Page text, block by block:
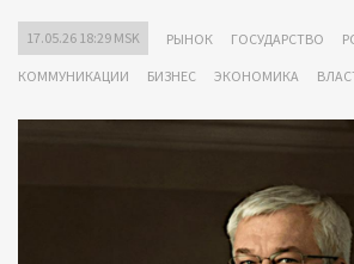
17.05.26 18:29 MSK РЫНОК ГОСУДАРСТВО
КОММУНИКАЦИИ БИЗНЕС ЭКОНОМИКА